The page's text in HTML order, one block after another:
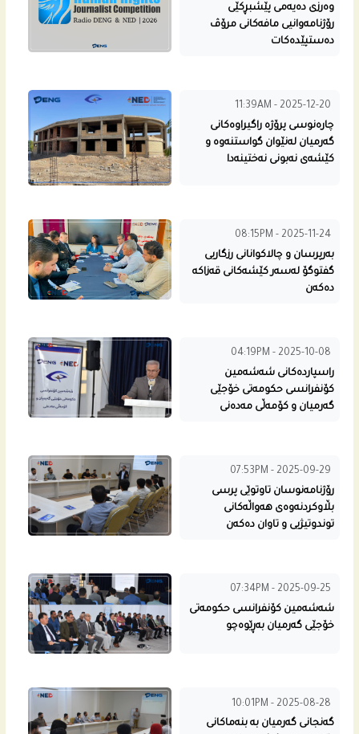
وه‌رزی ده‌یه‌مى پێشبڕكێی
رۆژنامه‌وانیی مافه‌كانى مرۆڤ
دەستپێدەکات
11:39AM - 2025-12-20
چارەنوسی پرۆژە راگیراوه‌کانى
گەرمیان لەنێوان گواستنەوە و
کێشەی نەبونی نەختینەدا
08:15PM - 2025-11-24
بەرپرسان و چالاکوانانی رزگاریی
گفتوگۆ لەسەر کێشەکانی قەزاکە
دەکەن
04:19PM - 2025-10-08
راسپارده‌كانى شه‌شه‌مین
كۆنفرانسی حكومه‌تى خۆجێی
گه‌رمیان و كۆمه‌ڵی مه‌ده‌نی
07:53PM - 2025-09-29
رۆژنامه‌نوسان تاوتوێی پرسی
بڵاوكردنه‌وه‌ى هه‌واڵه‌كانى
توندوتیژیی و تاوان ده‌كه‌ن
07:34PM - 2025-09-25
شه‌شه‌مین كۆنفرانسی حكومه‌تى
خۆجێی گه‌رمیان به‌ڕێوه‌چو
10:01PM - 2025-08-28
گه‌نجانى گه‌رمیان بە بنه‌ماكانى